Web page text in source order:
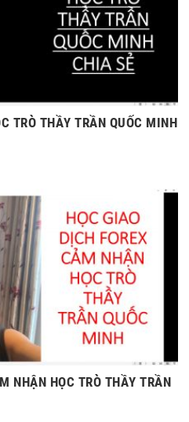
TRÒ THẦY TRẦN QUỐC MINH
NHẬN HỌC TRÒ THẦY TRẦN